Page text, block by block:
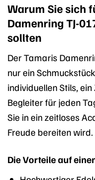
Warum Sie sich
Damenring TJ-
sollten
Der Tamaris
nur ein
individuellen Stils,
Begleiter für jeden
Sie in ein zeitloses
Freude bereiten wird.
Die Vorteile auf